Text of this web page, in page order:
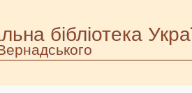
бібліотека